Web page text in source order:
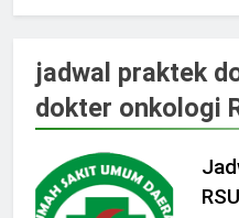
15/
15/07/
jadwal praktek
dokter onkologi